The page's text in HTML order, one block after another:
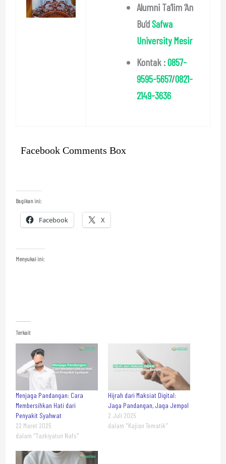
Alumni Ta’lim ‘An
Bu’dSafwa
University Mesir
Kontak :0857-
9595-5657/0821-
2149-3636
Facebook Comments Box
Bagikan ini:
Facebook X
Menyukai ini:
Terkait
Menjaga Pandangan: Cara
Membersihkan Hati dari
Penyakit Syahwat
22 Maret 2025
dalam "Tazkiyatun Nafs"
Hijrah dari Maksiat Digital:
Jaga Pandangan, Jaga Jempol
2 Juli 2025
dalam "Kajian Tematik"